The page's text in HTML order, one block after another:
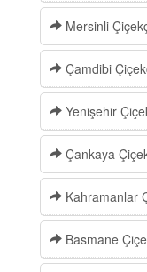
Mersinli
Çamdibi
Yenişehir
Çankaya
Kahramanlar
Basmane